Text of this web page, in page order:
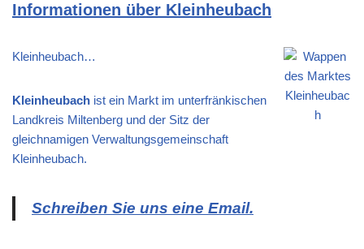
Informationen über Kleinheubach
Kleinheubach…
Kleinheubach ist ein Markt im unterfränkischen
Landkreis Miltenberg und der Sitz der
gleichnamigen Verwaltungsgemeinschaft
Kleinheubach.
Schreiben Sie uns eine Email.